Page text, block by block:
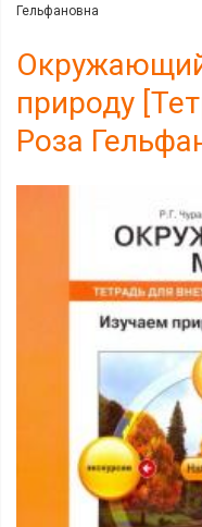
Гельфановна
природу
Роза